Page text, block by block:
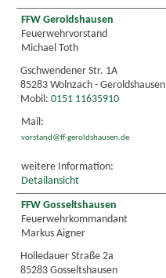
FFW Geroldshausen
Feuerwehrvorstand
Michael Toth
Gschwendener Str. 1A
85283 Wolnzach - Geroldshausen
Mobil: 0151 11635910
Mail:
vorstand@ff-geroldshausen.de
weitere Information:
Detailansicht
FFW Gosseltshausen
Feuerwehrkommandant
Markus Aigner
Holledauer Straße 2a
85283 Gosseltshausen